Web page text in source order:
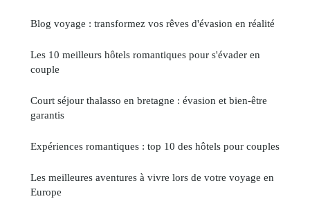
Blog voyage : transformez vos rêves d'évasion en réalité
Les 10 meilleurs hôtels romantiques pour s'évader en
couple
Court séjour thalasso en bretagne : évasion et bien-être
garantis
Expériences romantiques : top 10 des hôtels pour couples
Les meilleures aventures à vivre lors de votre voyage en
Europe